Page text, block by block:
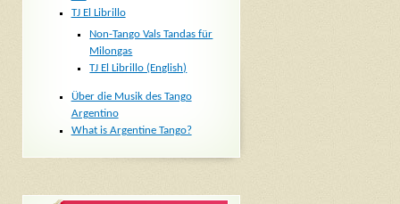
TJ El Librillo
Non-Tango Vals Tandas für
Milongas
TJ El Librillo (English)
Über die Musik des Tango
Argentino
What is Argentine Tango?